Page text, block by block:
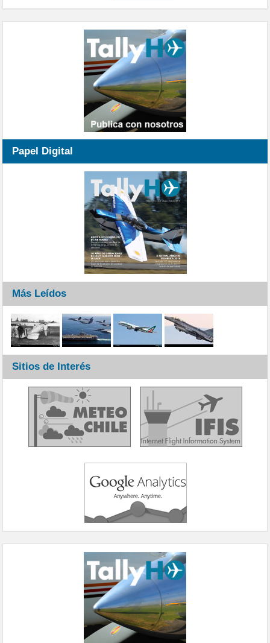
Papel Digital
Más Leídos
Sitios de Interés